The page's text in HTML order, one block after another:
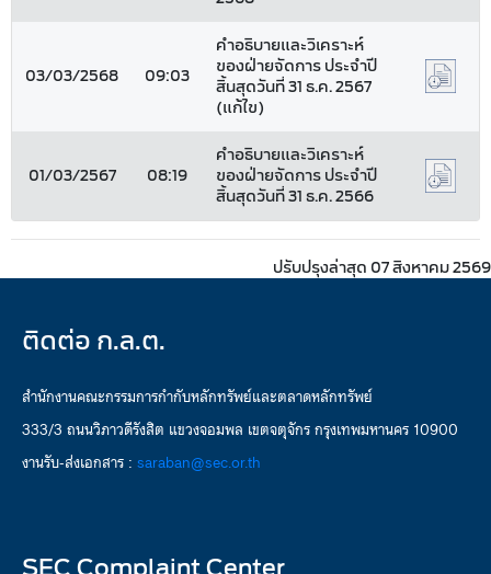
03/03/2568 09:03
คำอธิบายและวิเคราะห์
ของฝ่ายจัดการ ประจำปี
สิ้นสุดวันที่ 31 ธ.ค. 2567
(แก้ไข)
01/03/2567 08:19
คำอธิบายและวิเคราะห์
ของฝ่ายจัดการ ประจำปี
สิ้นสุดวันที่ 31 ธ.ค. 2566
ปรับปรุงล่าสุด 07 สิงหาคม 2569
ติดต่อ ก.ล.ต.
สำนักงานคณะกรรมการกำกับหลักทรัพย์และตลาดหลักทรัพย์
333/3 ถนนวิภาวดีรังสิต แขวงจอมพล เขตจตุจักร กรุงเทพมหานคร 10900
งานรับ-ส่งเอกสาร : saraban@sec.or.th